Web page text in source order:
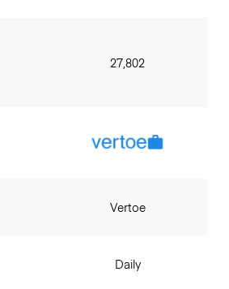
27,802
Vertoe
Daily